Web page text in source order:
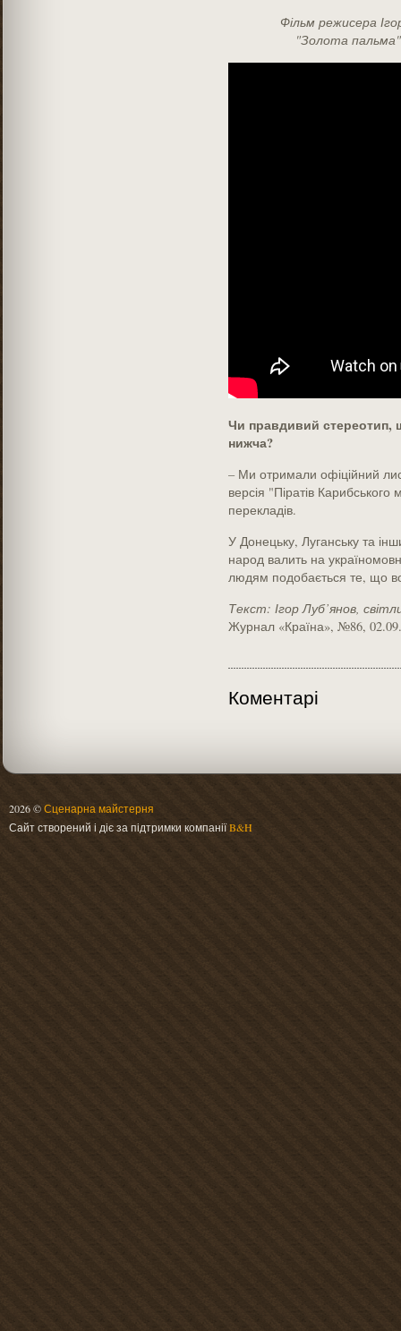
Фільм режисера
"Золота
Чи правдивий стереотип,
нижча?
– Ми отримали офіційний
версія "­Піратів Карибського
перекладів.
У Донецьку, Луганську та
народ валить на
людям подобається те, що
Текст: Ігор Луб’янов,
Журнал «Країна», №86,
Коментарі
2026 ©Сценарна майстерня
Сайт створений і діє за підтримки компаніїB&H